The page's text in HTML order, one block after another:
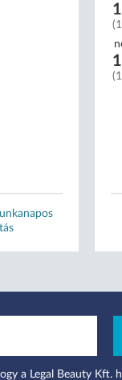
a Legal Beauty Kft.